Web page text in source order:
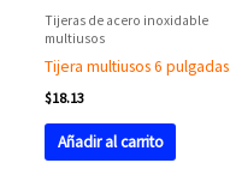
Tijeras de acero inoxidable
multiusos
Tijera multiusos 6 pulgadas
$18.13
Añadir al carrito